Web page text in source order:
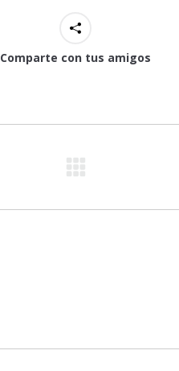
Comparte con tus amigos